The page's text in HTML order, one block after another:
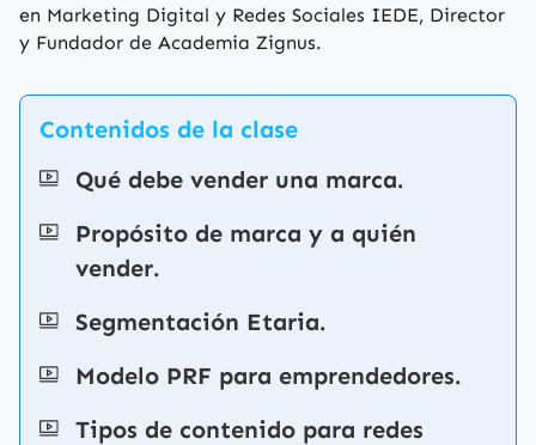
en Marketing Digital y Redes Sociales IEDE, Director
y Fundador de Academia Zignus.
Contenidos de la clase
Qué debe vender una marca.
Propósito de marca y a quién
vender.
Segmentación Etaria.
Modelo PRF para emprendedores.
Tipos de contenido para redes